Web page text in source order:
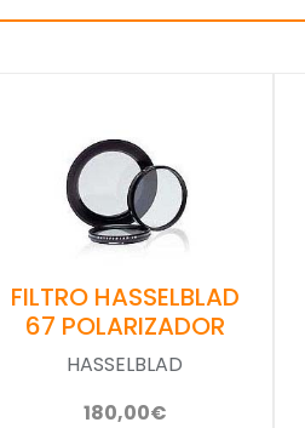
FILTRO HASSELBLAD
67 POLARIZADOR
HASSELBLAD
180,00€